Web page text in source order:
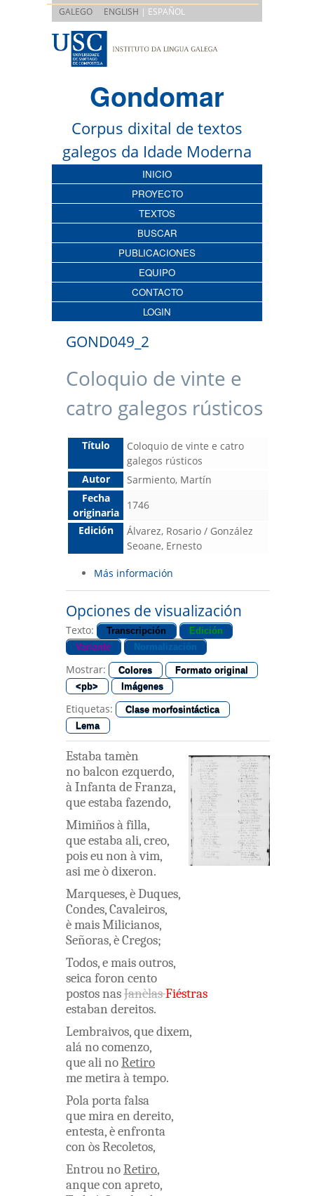
GALEGO ENGLISH | ESPAÑOL
Gondomar
Corpus dixital de textos
galegos da Idade Moderna
INICIO
PROYECTO
TEXTOS
BUSCAR
PUBLICACIONES
EQUIPO
CONTACTO
LOGIN
GOND049_2
Coloquio de vinte e
catro galegos rústicos
Título
Coloquio de vinte e catro
galegos rústicos
Autor
Sarmiento, Martín
Fecha
originaria
1746
Edición
Álvarez, Rosario / González
Seoane, Ernesto
Más información
Opciones de visualización
Texto: Transcripción
Edición
Variante
Normalización
Mostrar: Colores
Formato original
<pb>
Imágenes
Etiquetas:
Clase morfosintáctica
Lema
Estabatamèn
nobalcon ezquerdo,
àInfantadeFranza,
queestabafazendo,
Mimiñosàfilla,
queestabaali,creo,
poiseunon àvim,
asime òdixeron.
Marqueses,èDuques,
Condes,Cavaleiros,
èmaisMilicianos,
Señoras,èCregos;
Todos,emaisoutros,
seicaforon cento
postosnasJanèlasFiéstras
estaban dereitos.
Lembraivos,quedixem,
alánocomenzo,
quealinoRetiro
memetiraàtempo.
Polaportafalsa
quemiraen dereito,
entesta,èenfronta
con òsRecoletos,
EntrounoRetiro,
anquecon apreto,